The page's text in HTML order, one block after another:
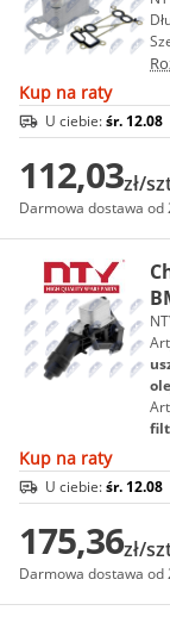
Kup na raty
U ciebie:śr. 12.08
112,03zł/
Darmowa dostawa od
Kup na raty
U ciebie:śr. 12.08
175,36zł/
Darmowa dostawa od